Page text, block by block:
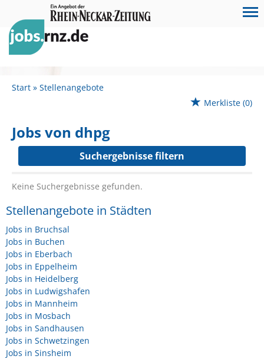
Start
Stellenangebote
Merkliste (0)
Jobs von dhpg
Suchergebnisse filtern
Keine Suchergebnisse gefunden.
Stellenangebote in Städten
Jobs in Bruchsal
Jobs in Buchen
Jobs in Eberbach
Jobs in Eppelheim
Jobs in Heidelberg
Jobs in Ludwigshafen
Jobs in Mannheim
Jobs in Mosbach
Jobs in Sandhausen
Jobs in Schwetzingen
Jobs in Sinsheim